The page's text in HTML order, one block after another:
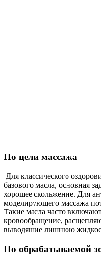
По цели массажа
Для классического
базового масла, основная
хорошее скольжение. Для
моделирующего массажа
Такие масла часто
кровообращение,
выводящие лишнюю
По обрабатываемой